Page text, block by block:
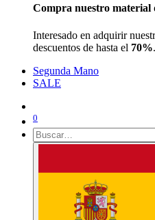
Harness - Impact vest -
Compra nuestro material
Segunda Mano